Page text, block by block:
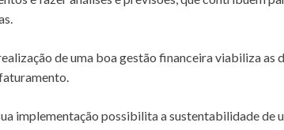
de uma boa gestão financeira viabiliza
implementação possibilita a sustentabilidade de